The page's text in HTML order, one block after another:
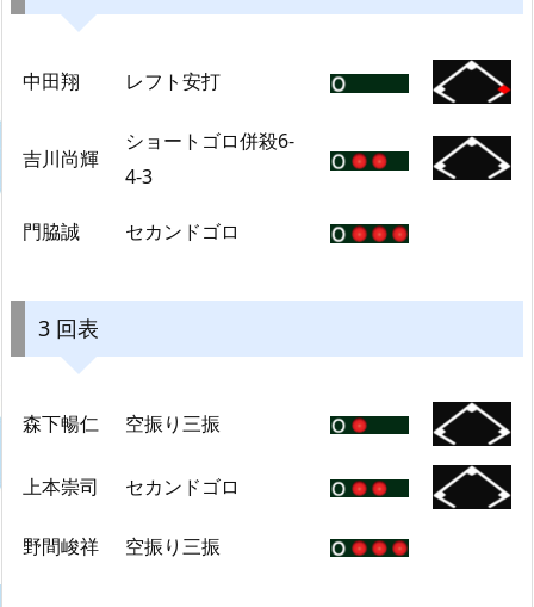
中田翔 レフト安打
吉川尚輝
ショートゴロ併殺6-
4-3
門脇誠 セカンドゴロ
3 回表
森下暢仁 空振り三振
上本崇司 セカンドゴロ
野間峻祥 空振り三振